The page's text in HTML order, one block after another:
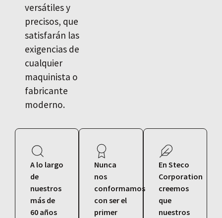
versátiles y
precisos, que
satisfarán las
exigencias de
cualquier
maquinista o
fabricante
moderno.
A lo largo
de
nuestros
más de
60 años
Nunca
nos
conformamos
con ser el
primer
En Steco
Corporation
creemos
que
nuestros